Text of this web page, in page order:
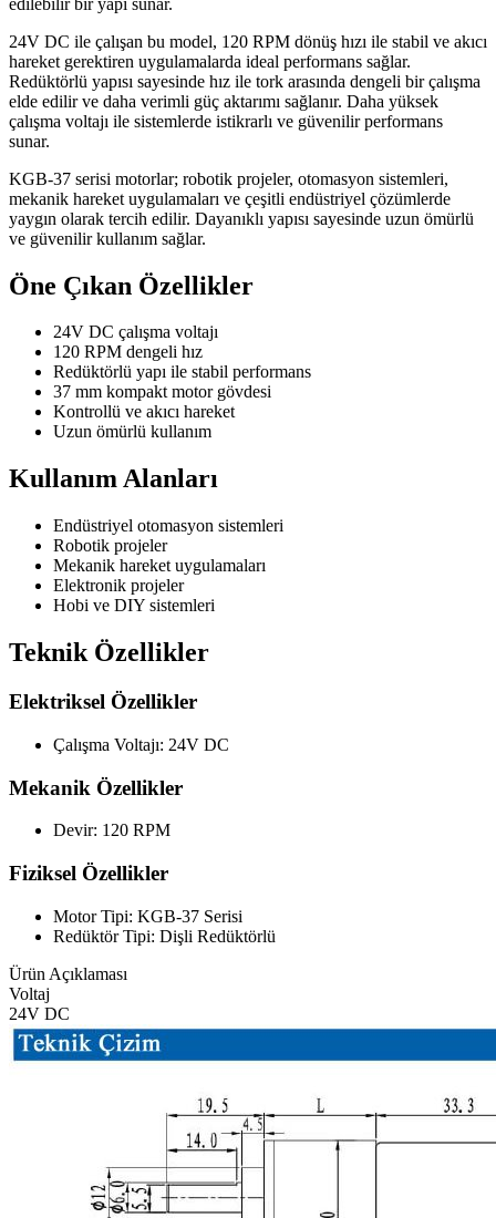
24V DC ile çalışan bu model, 120 RPM dönüş hızı ile stabil ve akıcı
hareket gerektiren uygulamalarda ideal performans sağlar.
Redüktörlü yapısı sayesinde hız ile tork arasında dengeli bir çalışma
elde edilir ve daha verimli güç aktarımı sağlanır. Daha yüksek
çalışma voltajı ile sistemlerde istikrarlı ve güvenilir performans
sunar.
KGB-37 serisi motorlar; robotik projeler, otomasyon sistemleri,
mekanik hareket uygulamaları ve çeşitli endüstriyel çözümlerde
yaygın olarak tercih edilir. Dayanıklı yapısı sayesinde uzun ömürlü
ve güvenilir kullanım sağlar.
Öne Çıkan Özellikler
24V DC çalışma voltajı
120 RPM dengeli hız
Redüktörlü yapı ile stabil performans
37 mm kompakt motor gövdesi
Kontrollü ve akıcı hareket
Uzun ömürlü kullanım
Kullanım Alanları
Endüstriyel otomasyon sistemleri
Robotik projeler
Mekanik hareket uygulamaları
Elektronik projeler
Hobi ve DIY sistemleri
Teknik Özellikler
Elektriksel Özellikler
Çalışma Voltajı: 24V DC
Mekanik Özellikler
Devir: 120 RPM
Fiziksel Özellikler
Motor Tipi: KGB-37 Serisi
Redüktör Tipi: Dişli Redüktörlü
Ürün Açıklaması
Voltaj
24V DC